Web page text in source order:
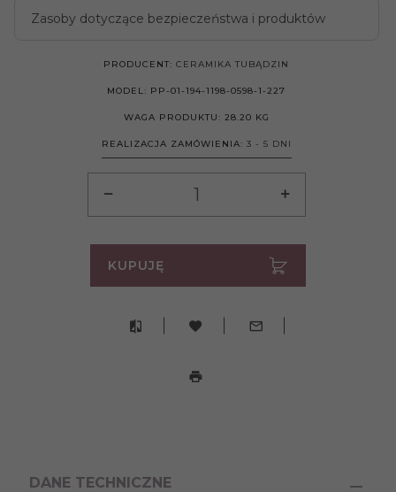
Zasoby dotyczące bezpieczeństwa i produktów
PRODUCENT:CERAMIKA TUBĄDZIN
MODEL: PP-01-194-1198-0598-1-227
WAGA PRODUKTU: 28.20 KG
REALIZACJA ZAMÓWIENIA: 3 - 5 DNI
KUPUJĘ
DANE TECHNICZNE